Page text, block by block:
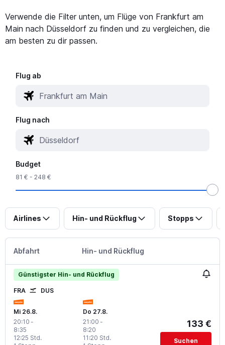
Verwende die Filter unten, um Flüge von Frankfurt am
Main nach Düsseldorf zu finden und zu vergleichen, die
am besten zu dir passen.
Flug ab
Flug nach
Budget
81 € - 248 €
Airlines Hin- und Rückflug Stopps
Abfahrt Hin- und Rückflug
Günstigster Hin- und Rückflug
FRA DUS
Mi 26.8.
20:10 -
8:35
12:25 Std.
Do 27.8.
21:00 -
8:20
11:20 Std.
133 €
Suchen